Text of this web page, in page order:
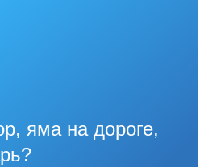
яма на дороге,